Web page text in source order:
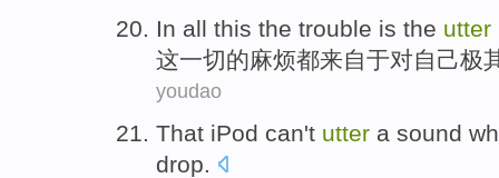
In all this the trouble is the utter
这一切的麻烦都来自于对自己极
youdao
That iPod can't utter a sound
drop.